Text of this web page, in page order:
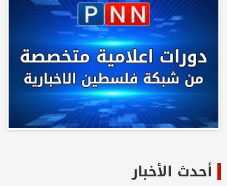
أحدث الأخبار